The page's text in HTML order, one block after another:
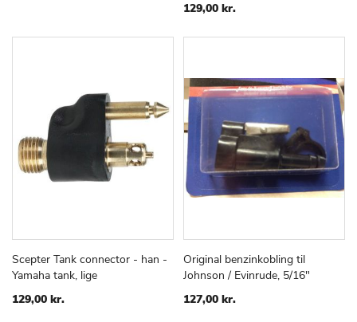
129,00 kr.
Læg i kurv
TILFØJ
SAMMENLIGN
Scepter Tank connector - han -
Yamaha tank, lige
129,00 kr.
Læg i kurv
TILFØJ
TIL
Original benzinkobling til
Johnson / Evinrude, 5/16"
127,00 kr.